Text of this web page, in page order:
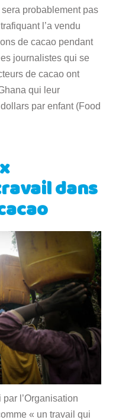
probablement pas
l’a vendu
de cacao pendant
journalistes qui se
de cacao ont
qui leur
par enfant (Food
dans
par l’Organisation
« un travail qui